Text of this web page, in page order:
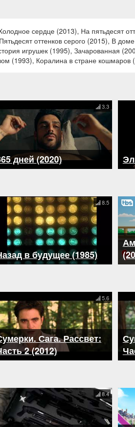
сердце (2013), На пятьдесят
оттенков серого (2015), В
игрушек (1995), Зачарованная
(1993), Коралина в стране кошмаров
дней (2020)
3.3
в будущее (1985)
8.5
Сага. Рассвет:
2 (2012)
5.6
8.4